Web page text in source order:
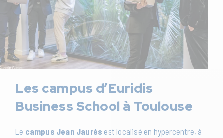
Les campus d’Euridis
Business School à Toulouse
Le campus Jean Jaurès est localisé en hypercentre, à